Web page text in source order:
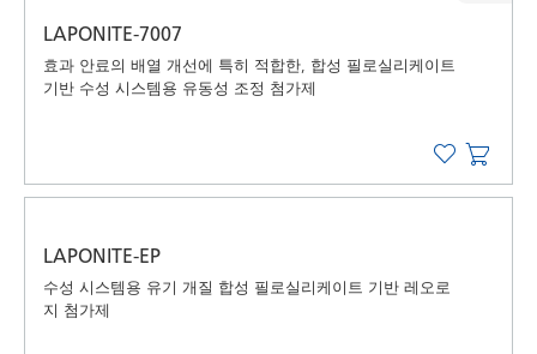
LAPONITE-7007
효과 안료의 배열 개선에 특히 적합한, 합성 필로실리케이트
기반 수성 시스템용 유동성 조정 첨가제
LAPONITE-EP
수성 시스템용 유기 개질 합성 필로실리케이트 기반 레오로
지 첨가제